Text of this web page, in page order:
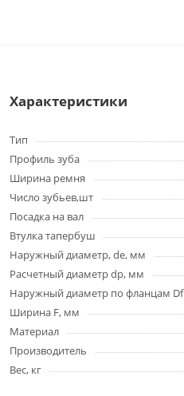
Характеристики
Тип
Профиль зуба
Ширина ремня
Число зубьев,шт
Посадка на вал
Втулка тапербуш
Наружный диаметр, de, мм
Расчетный диаметр dp, мм
Наружный диаметр по фланцам Df
Ширина F, мм
Материал
Производитель
Вес, кг